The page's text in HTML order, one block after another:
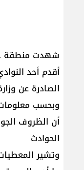
شهدت منطقة
أقدم أحد
الصادرة عن
وبحسب
الحوادث
وتشير